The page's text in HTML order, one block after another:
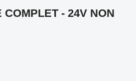
- 24V NON